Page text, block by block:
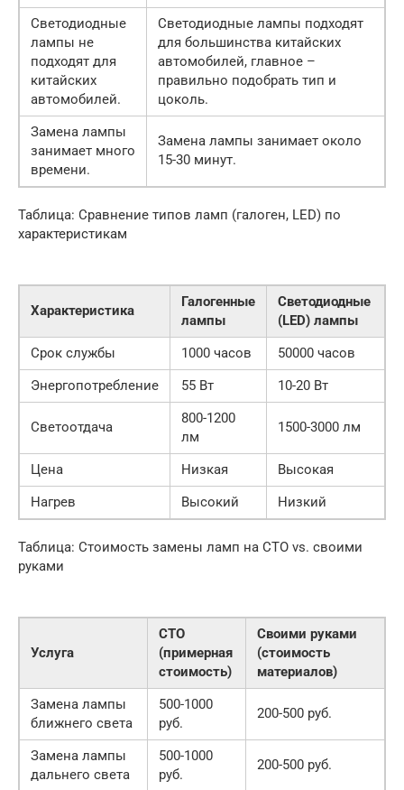
Светодиодные
лампы не
подходят для
китайских
автомобилей.
Светодиодные лампы подходят
для большинства китайских
автомобилей, главное –
правильно подобрать тип и
цоколь.
Замена лампы
занимает много
времени.
Замена лампы занимает около
15-30 минут.
Таблица: Сравнение типов ламп (галоген, LED) по
характеристикам
Характеристика
Галогенные
лампы
Светодиодные
(LED) лампы
Срок службы
1000 часов
50000 часов
Энергопотребление
55 Вт 10-20 Вт
Светоотдача
800-1200
лм
1500-3000 лм
Цена Низкая
Высокая
Нагрев
Высокий Низкий
Таблица: Стоимость замены ламп на СТО vs. своими
руками
Услуга
СТО
(примерная
стоимость)
Своими руками
(стоимость
материалов)
Замена лампы
ближнего света
500-1000
руб.
200-500 руб.
Замена лампы
дальнего света
500-1000
руб.
200-500 руб.